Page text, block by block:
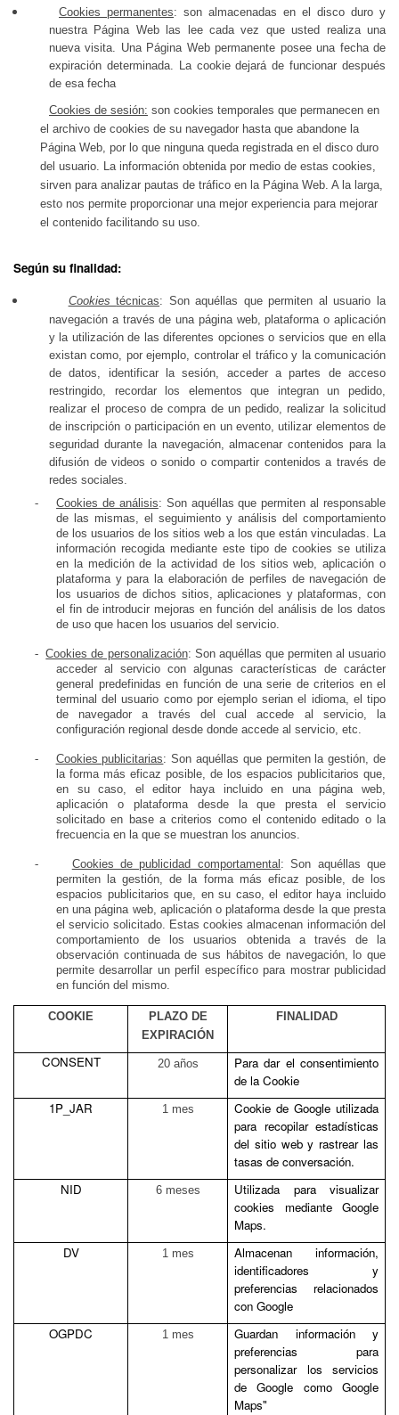
Cookies permanentes: son almacenadas en el disco duro y
nuestra Página Web las lee cada vez que usted realiza una
nueva visita. Una Página Web permanente posee una fecha de
expiración determinada. La cookie dejará de funcionar después
de esa fecha
Cookies de sesión: son cookies temporales que permanecen en
el archivo de cookies de su navegador hasta que abandone la
Página Web, por lo que ninguna queda registrada en el disco duro
del usuario. La información obtenida por medio de estas cookies,
sirven para analizar pautas de tráfico en la Página Web. A la larga,
esto nos permite proporcionar una mejor experiencia para mejorar
el contenido facilitando su uso.
Según su finalidad:
Cookiestécnicas: Son aquéllas que permiten al usuario la
navegación a través de una página web, plataforma o aplicación
y la utilización de las diferentes opciones o servicios que en ella
existan como, por ejemplo, controlar el tráfico y la comunicación
de datos, identificar la sesión, acceder a partes de acceso
restringido, recordar los elementos que integran un pedido,
realizar el proceso de compra de un pedido, realizar la solicitud
de inscripción o participación en un evento, utilizar elementos de
seguridad durante la navegación, almacenar contenidos para la
difusión de videos o sonido o compartir contenidos a través de
redes sociales.
-
Cookies de análisis: Son aquéllas que permiten al responsable
de las mismas, el seguimiento y análisis del comportamiento
de los usuarios de los sitios web a los que están vinculadas. La
información recogida mediante este tipo de cookies se utiliza
en la medición de la actividad de los sitios web, aplicación o
plataforma y para la elaboración de perfiles de navegación de
los usuarios de dichos sitios, aplicaciones y plataformas, con
el fin de introducir mejoras en función del análisis de los datos
de uso que hacen los usuarios del servicio.
- Cookies de personalización: Son aquéllas que permiten al usuario
acceder al servicio con algunas características de carácter
general predefinidas en función de una serie de criterios en el
terminal del usuario como por ejemplo serian el idioma, el tipo
de navegador a través del cual accede al servicio, la
configuración regional desde donde accede al servicio, etc.
- Cookies publicitarias: Son aquéllas que permiten la gestión, de
la forma más eficaz posible, de los espacios publicitarios que,
en su caso, el editor haya incluido en una página web,
aplicación o plataforma desde la que presta el servicio
solicitado en base a criterios como el contenido editado o la
frecuencia en la que se muestran los anuncios.
- Cookies de publicidad comportamental : Son aquéllas que
permiten la gestión, de la forma más eficaz posible, de los
espacios publicitarios que, en su caso, el editor haya incluido
en una página web, aplicación o plataforma desde la que presta
el servicio solicitado. Estas cookies almacenan información del
comportamiento de los usuarios obtenida a través de la
observación continuada de sus hábitos de navegación, lo que
permite desarrollar un perfil específico para mostrar publicidad
en función del mismo.
COOKIE
PLAZO DE
EXPIRACIÓN
FINALIDAD
CONSENT 20 años
Para dar el consentimiento
de la Cookie
1P_JAR
1 mes
Cookie de Google utilizada
para recopilar estadísticas
del sitio web y rastrear las
tasas de conversación.
NID
6 meses
Utilizada para visualizar
cookies mediante Google
Maps.
DV
1 mes
Almacenan información,
identificadores y
preferencias relacionados
con Google
OGPDC
1 mes
Guardan información y
preferencias para
personalizar los servicios
de Google como Google
Maps"